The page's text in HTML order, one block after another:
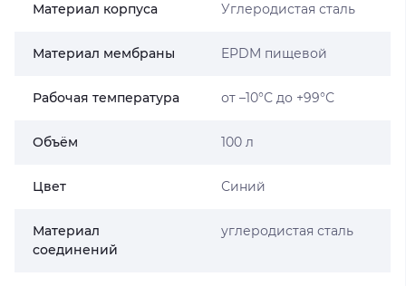
Материал корпуса Углеродистая сталь
Материал мембраны EPDM пищевой
Рабочая температура от –10°С до +99°С
Объём 100 л
Цвет Синий
Материал
соединений
углеродистая сталь